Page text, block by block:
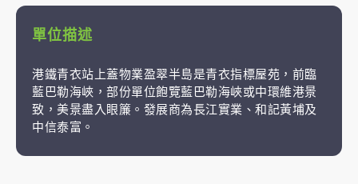
單位描述
港鐵青衣站上蓋物業盈翠半島是青衣指標屋苑，前臨
藍巴勒海峽，部份單位飽覽藍巴勒海峽或中環維港景
致，美景盡入眼簾。發展商為長江實業、和記黃埔及
中信泰富。